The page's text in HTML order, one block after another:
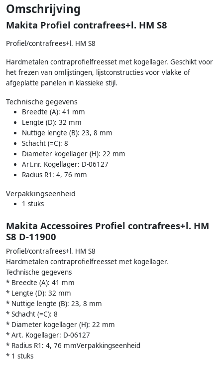
Omschrijving
Makita Profiel contrafrees+l. HM S8
Profiel/contrafrees+l. HM S8
Hardmetalen contraprofielfreesset met kogellager. Geschikt voor
het frezen van omlijstingen, lijstconstructies voor vlakke of
afgeplatte panelen in klassieke stijl.
Technische gegevens
Breedte (A): 41 mm
Lengte (D): 32 mm
Nuttige lengte (B): 23, 8 mm
Schacht (=C): 8
Diameter kogellager (H): 22 mm
Art.nr. Kogellager: D-06127
Radius R1: 4, 76 mm
Verpakkingseenheid
1 stuks
Makita Accessoires Profiel contrafrees+l. HM
S8 D-11900
Profiel/contrafrees+l. HM S8
Hardmetalen contraprofielfreesset met kogellager.
Technische gegevens
* Breedte (A): 41 mm
* Lengte (D): 32 mm
* Nuttige lengte (B): 23, 8 mm
* Schacht (=C): 8
* Diameter kogellager (H): 22 mm
* Art. Kogellager: D-06127
* Radius R1: 4, 76 mmVerpakkingseenheid
* 1 stuks